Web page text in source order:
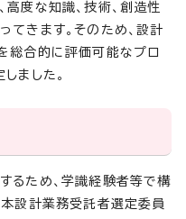
度な知識、技術、創造性
てきます。そのため、設計
総合的に評価可能なプロ
ました。
るため、学識経験者等で構
本設計業務受託者選定委員